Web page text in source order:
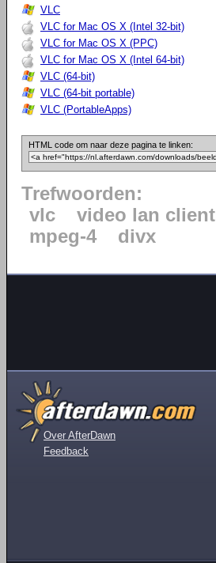
VLC
VLC for Mac OS X (Intel 32-bit)
VLC for Mac OS X (PPC)
VLC for Mac OS X (Intel 64-bit)
VLC (64-bit)
VLC (64-bit portable)
VLC (PortableApps)
HTML code om naar deze pagina te linken:
Trefwoorden:
vlc
video lan client
mpeg-4
divx
Over AfterDawn
Feedback